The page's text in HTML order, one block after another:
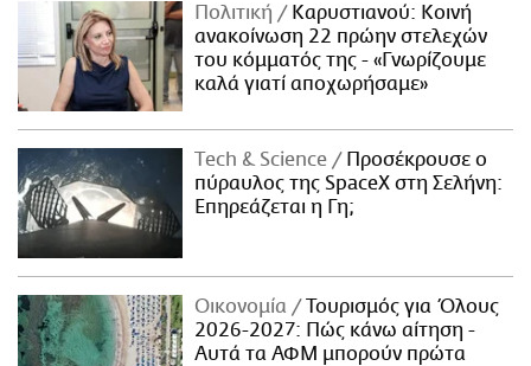
Πολιτική
Καρυστιανού: Κοινή
ανακοίνωση 22 πρώην στελεχών
του κόμματός της - «Γνωρίζουμε
καλά γιατί αποχωρήσαμε»
Τech & Science
Προσέκρουσε ο
πύραυλος της SpaceX στη Σελήνη:
Επηρεάζεται η Γη;
Οικονομία
Τουρισμός για Όλους
2026-2027: Πώς κάνω αίτηση -
Αυτά τα ΑΦΜ μπορούν πρώτα